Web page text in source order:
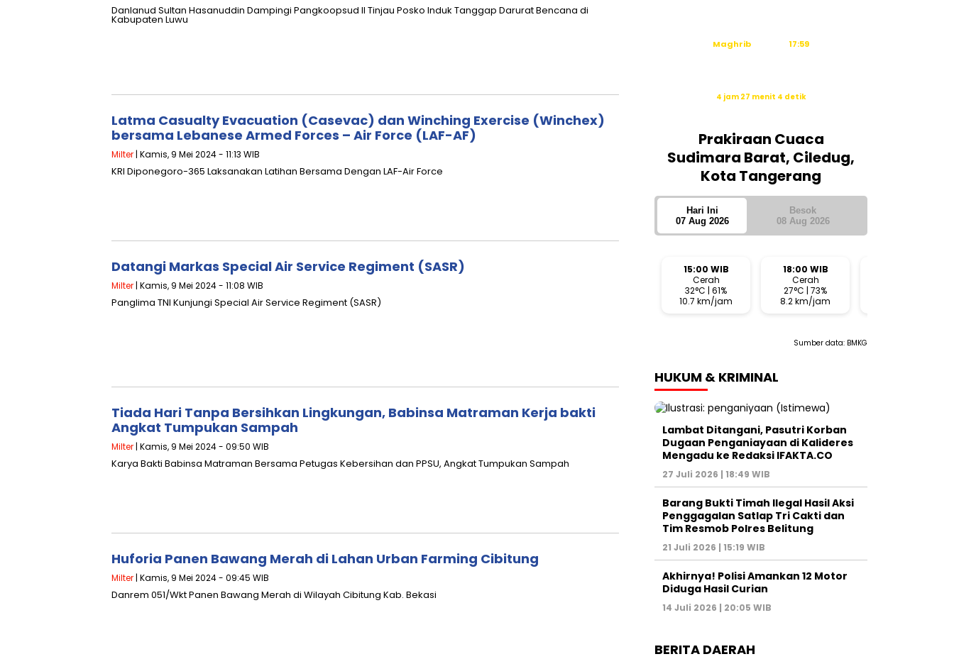
Danlanud Sultan Hasanuddin Dampingi Pangkoopsud II Tinjau Posko Induk Tanggap Darurat Bencana di
Kabupaten Luwu
Latma Casualty Evacuation (Casevac) dan Winching Exercise (Winchex)
bersama Lebanese Armed Forces – Air Force (LAF-AF)
Milter | Kamis, 9 Mei 2024 - 11:13 WIB
KRI Diponegoro-365 Laksanakan Latihan Bersama Dengan LAF-Air Force
Datangi Markas Special Air Service Regiment (SASR)
Milter | Kamis, 9 Mei 2024 - 11:08 WIB
Panglima TNI Kunjungi Special Air Service Regiment (SASR)
Tiada Hari Tanpa Bersihkan Lingkungan, Babinsa Matraman Kerja bakti
Angkat Tumpukan Sampah
Milter | Kamis, 9 Mei 2024 - 09:50 WIB
Karya Bakti Babinsa Matraman Bersama Petugas Kebersihan dan PPSU, Angkat Tumpukan Sampah
Huforia Panen Bawang Merah di Lahan Urban Farming Cibitung
Milter | Kamis, 9 Mei 2024 - 09:45 WIB
Danrem 051/Wkt Panen Bawang Merah di Wilayah Cibitung Kab. Bekasi
Maghrib
17:59
4 jam 27 menit 4 detik
Prakiraan Cuaca
Sudimara Barat, Ciledug,
Kota Tangerang
Hari Ini
07 Aug 2026
Besok
08 Aug 2026
15:00 WIB
Cerah
32°C | 61%
10.7 km/jam
18:00 WIB
Cerah
27°C | 73%
8.2 km/jam
Sumber data: BMKG
HUKUM & KRIMINAL
Lambat Ditangani, Pasutri Korban
Dugaan Penganiayaan di Kalideres
Mengadu ke Redaksi IFAKTA.CO
27 Juli 2026 | 18:49 WIB
Barang Bukti Timah Ilegal Hasil Aksi
Penggagalan Satlap Tri Cakti dan
Tim Resmob Polres Belitung
21 Juli 2026 | 15:19 WIB
Akhirnya! Polisi Amankan 12 Motor
Diduga Hasil Curian
14 Juli 2026 | 20:05 WIB
BERITA DAERAH